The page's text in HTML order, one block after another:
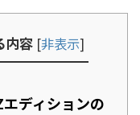
内容 [非表示]
ディションの